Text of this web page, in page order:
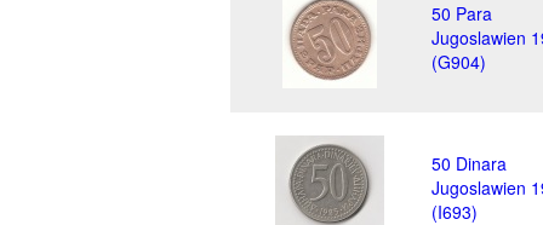
50 Para
Jugoslawien
(G904)
50 Dinara
Jugoslawien
(I693)